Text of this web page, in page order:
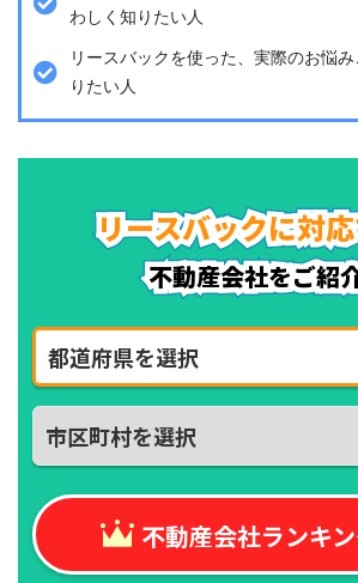
わしく知りたい人
リースバックを使った、実際のお悩
りたい人